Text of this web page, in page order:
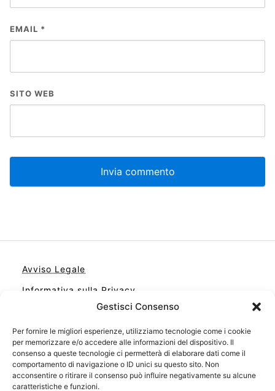
Gestisci Consenso
Per fornire le migliori esperienze, utilizziamo tecnologie come i cookie
per memorizzare e/o accedere alle informazioni del dispositivo. Il
consenso a queste tecnologie ci permetterà di elaborare dati come il
comportamento di navigazione o ID unici su questo sito. Non
acconsentire o ritirare il consenso può influire negativamente su alcune
caratteristiche e funzioni.
EMAIL *
SITO WEB
Avviso Legale
Informativa sulla Privacy
Contatto
Cookie Policy (UE)